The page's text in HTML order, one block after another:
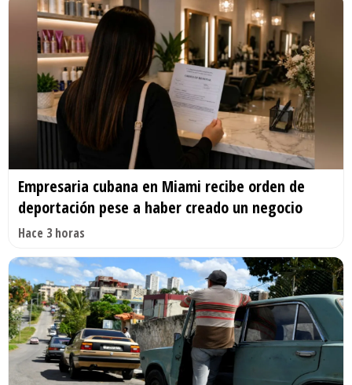
Empresaria cubana en Miami recibe orden de
deportación pese a haber creado un negocio
Hace 3 horas